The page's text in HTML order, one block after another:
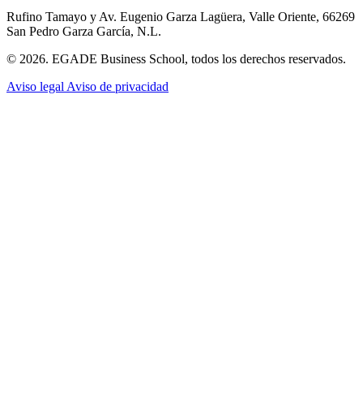
Rufino Tamayo y Av. Eugenio Garza Lagüera, Valle Oriente, 66269
San Pedro Garza García, N.L.
© 2026. EGADE Business School, todos los derechos reservados.
Aviso legal Aviso de privacidad